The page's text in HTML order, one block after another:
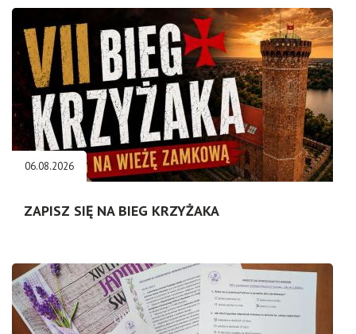
06.08.2026
ZAPISZ SIĘ NA BIEG KRZYŻAKA